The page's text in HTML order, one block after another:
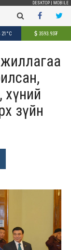
DESKTOP MOBILE
21°C 3593.93₮
зүйн